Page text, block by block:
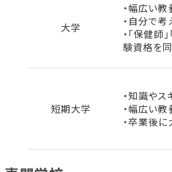
大学
・幅広い
・自分で
・「保健師
験資格を
短期大学
・知識や
・幅広い
・卒業後